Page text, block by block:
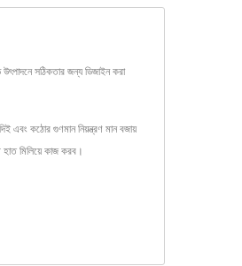
সঠিকতার জন্য ডিজাইন করা
এবং কঠোর গুণমান নিয়ন্ত্রণ মান বজায়
হাত মিলিয়ে কাজ করব।